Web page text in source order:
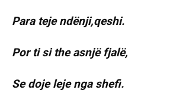
Para teje ndënji,qeshi.
Por ti si the asnjë fjalë,
Se doje leje nga shefi.